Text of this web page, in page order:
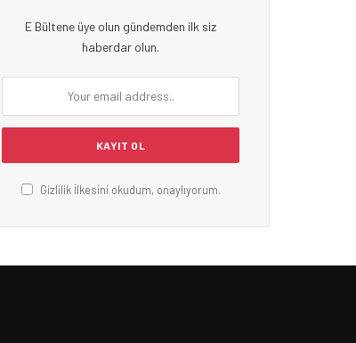
E Bültene üye olun gündemden ilk siz
haberdar olun.
Gizlilik İlkesini okudum, onaylıyorum.